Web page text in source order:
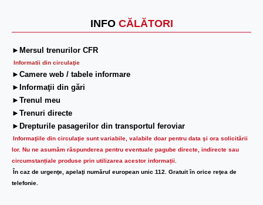
INFO CĂLĂTORI
►Mersul trenurilor CFR
Informatii din circulaţie
►Camere web / tabele informare
►Informaţii din gări
►Trenul meu
►Trenuri directe
►Drepturile pasagerilor din transportul feroviar
Informaţiile din circulaţie sunt variabile, valabile doar pentru data şi ora solicitării
lor. Nu ne asumăm răspunderea pentru eventuale pagube directe, indirecte sau
circumstanțiale produse prin utilizarea acestor informații.
În caz de urgenţe, apelaţi numărul european unic 112. Gratuit în orice reţea de
telefonie.